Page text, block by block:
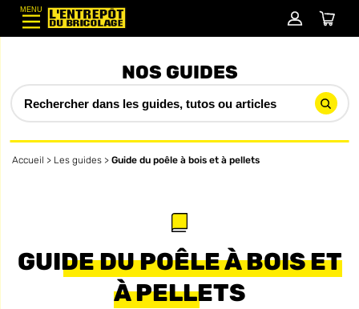
MENU
NOS GUIDES
Accueil > Les guides > Guide du poêle à bois et à pellets
GUIDE DU POÊLE À BOIS ET
À PELLETS